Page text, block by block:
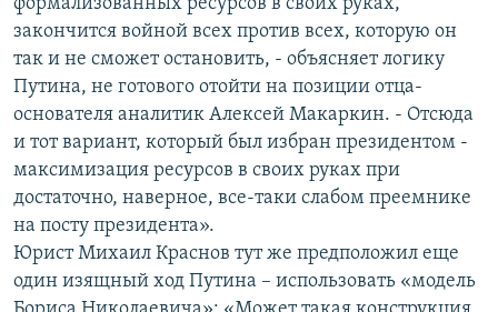
формализованных ресурсов в своих руках,
закончится войной всех против всех, которую он
так и не сможет остановить, - объясняет логику
Путина, не готового отойти на позиции отца-
основателя аналитик Алексей Макаркин. - Отсюда
и тот вариант, который был избран президентом -
максимизация ресурсов в своих руках при
достаточно, наверное, все-таки слабом преемнике
на посту президента».
Юрист Михаил Краснов тут же предположил еще
один изящный ход Путина – использовать «модель